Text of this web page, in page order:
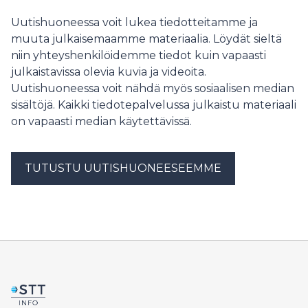
Uutishuoneessa voit lukea tiedotteitamme ja
muuta julkaisemaamme materiaalia. Löydät sieltä
niin yhteyshenkilöidemme tiedot kuin vapaasti
julkaistavissa olevia kuvia ja videoita.
Uutishuoneessa voit nähdä myös sosiaalisen median
sisältöjä. Kaikki tiedotepalvelussa julkaistu materiaali
on vapaasti median käytettävissä.
TUTUSTU UUTISHUONEESEEMME